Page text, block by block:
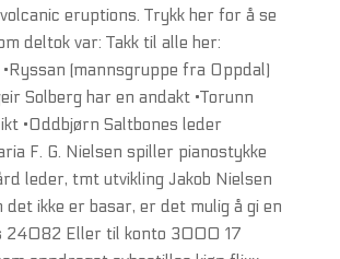
eruptions. Trykk her for å se
deltok var: Takk til alle her:
•Ryssan (mannsgruppe fra Oppdal)
Solberg har en andakt •Torunn
•Oddbjørn Saltbones leder
F. G. Nielsen spiller pianostykke
leder, tmt utvikling Jakob Nielsen
det ikke er basar, er det mulig å gi en
24082 Eller til konto 3000 17